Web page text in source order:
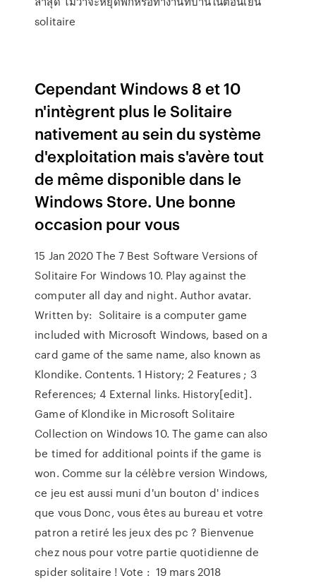
solitaire
Cependant Windows 8 et 10
n'intègrent plus le Solitaire
nativement au sein du système
d'exploitation mais s'avère tout
de même disponible dans le
Windows Store. Une bonne
occasion pour vous
15 Jan 2020 The 7 Best Software Versions of
Solitaire For Windows 10. Play against the
computer all day and night. Author avatar.
Written by: Solitaire is a computer game
included with Microsoft Windows, based on a
card game of the same name, also known as
Klondike. Contents. 1 History; 2 Features ; 3
References; 4 External links. History[edit].
Game of Klondike in Microsoft Solitaire
Collection on Windows 10. The game can also
be timed for additional points if the game is
won. Comme sur la célèbre version Windows,
ce jeu est aussi muni d'un bouton d' indices
que vous Donc, vous êtes au bureau et votre
patron a retiré les jeux des pc ? Bienvenue
chez nous pour votre partie quotidienne de
spider solitaire ! Vote : 19 mars 2018